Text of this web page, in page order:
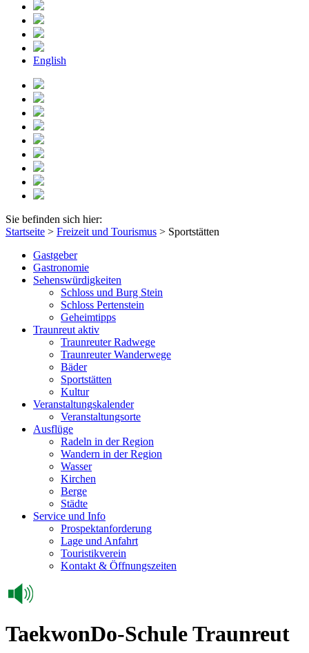
English
Sie befinden sich hier:
Startseite > Freizeit und Tourismus > Sportstätten
Gastgeber
Gastronomie
Sehenswürdigkeiten
Schloss und Burg Stein
Schloss Pertenstein
Geheimtipps
Traunreut aktiv
Traunreuter Radwege
Traunreuter Wanderwege
Bäder
Sportstätten
Kultur
Veranstaltungskalender
Veranstaltungsorte
Ausflüge
Radeln in der Region
Wandern in der Region
Wasser
Kirchen
Berge
Städte
Service und Info
Prospektanforderung
Lage und Anfahrt
Touristikverein
Kontakt & Öffnungszeiten
TaekwonDo-Schule Traunreut